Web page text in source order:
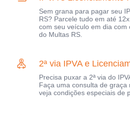
Sem grana para pagar seu
RS? Parcele tudo em até
com seu veículo em dia com
do Multas RS.
2ª via IPVA e
Precisa puxar a 2ª via do
Faça uma consulta de graça
veja condições especiais de